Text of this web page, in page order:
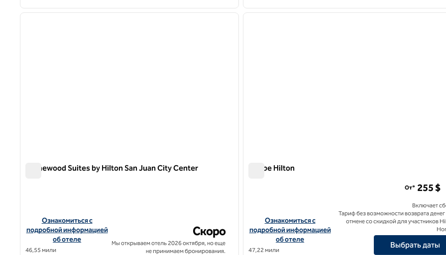
1 из 12
следующее изображение
Homewood Suites by Hilton San Juan City Center
Посмотреть информацию об отеле Homewood Suites by Hilton San Juan City Center
Ознакомиться с
подробной информацией
об отеле
46,55 мили
Скоро
Мы открываем отель 2026 октября, но еще
не принимаем бронирования.
1 из 12
Caribe Hilton
Посмотреть информацию об отеле Caribe Hilton
Ознакомиться с
подробной информацией
об отеле
47,22 мили
От* 255 $
Включает
Тариф без возможности возврата
отмене со скидкой для участников
Выбрать даты